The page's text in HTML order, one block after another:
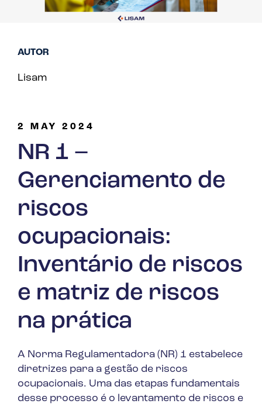
2 MAY 2024
NR 1 –
Gerenciamento de
riscos
ocupacionais:
Inventário de riscos
e matriz de riscos
na prática
A Norma Regulamentadora (NR) 1 estabelece
diretrizes para a gestão de riscos
ocupacionais. Uma das etapas fundamentais
desse processo é o levantamento de riscos e
AUTOR
Lisam